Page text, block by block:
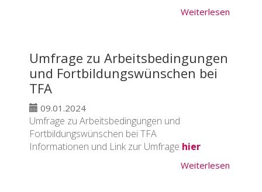
Weiterlesen
Umfrage zu Arbeitsbedingungen
und Fortbildungswünschen bei
TFA
09.01.2024
Umfrage zu Arbeitsbedingungen und
Fortbildungswünschen bei TFA
Informationen und Link zur Umfrage hier
Weiterlesen